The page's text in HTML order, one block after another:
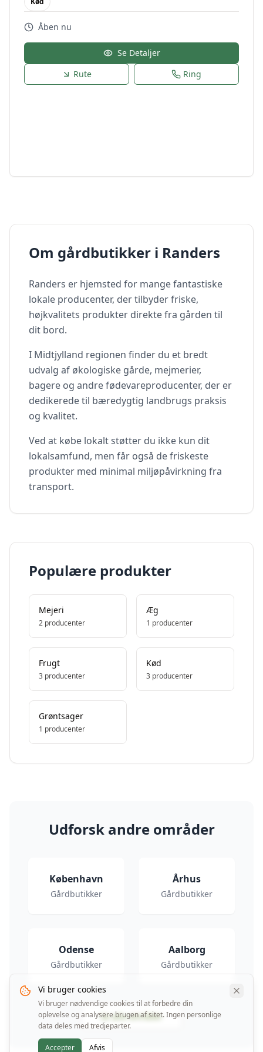
Åben nu
Se Detaljer
Rute
Ring
Om gårdbutikker i Randers
Randers er hjemsted for mange fantastiske
lokale producenter, der tilbyder friske,
højkvalitets produkter direkte fra gården til
dit bord.
I Midtjylland regionen finder du et bredt
udvalg af økologiske gårde, mejmerier,
bagere og andre fødevareproducenter, der er
dedikerede til bæredygtig landbrugs praksis
og kvalitet.
Ved at købe lokalt støtter du ikke kun dit
lokalsamfund, men får også de friskeste
produkter med minimal miljøpåvirkning fra
transport.
Populære produkter
Mejeri
2 producenter
Æg
1 producenter
Frugt
3 producenter
Kød
3 producenter
Grøntsager
1 producenter
Udforsk andre områder
København
Gårdbutikker
Århus
Gårdbutikker
Odense
Gårdbutikker
Aalborg
Gårdbutikker
Se alle områder
Vi bruger cookies
Vi bruger nødvendige cookies til at forbedre din
oplevelse og analysere brugen af sitet. Ingen personlige
data deles med tredjeparter.
Accepter Afvis